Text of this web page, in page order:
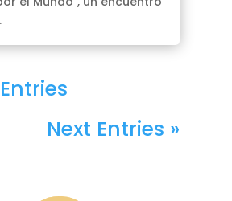
Next Entries »